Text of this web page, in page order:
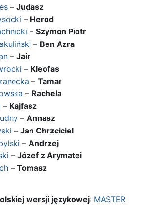
– Judasz
– Herod
– Szymon Piotr
– Ben Azra
– Jair
– Kleofas
– Tamar
– Rachela
– Kajfasz
– Annasz
– Jan Chrzciciel
– Andrzej
– Józef z Arymatei
– Tomasz
wersji językowej: MASTER